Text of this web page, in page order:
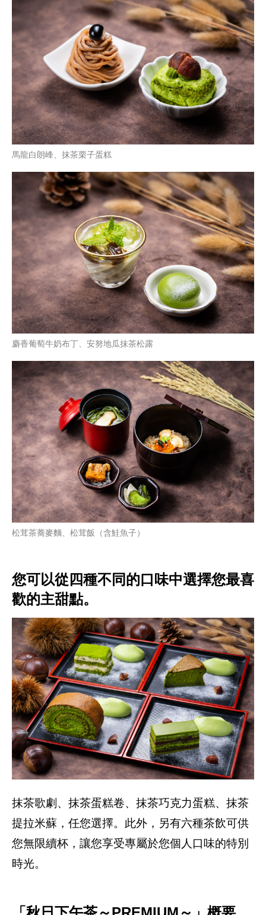
馬龍白朗峰、抹茶栗子蛋糕
麝香葡萄牛奶布丁、安努地瓜抹茶松露
松茸茶蕎麥麵、松茸飯（含鮭魚子）
您可以從四種不同的口味中選擇您最喜
歡的主甜點。
抹茶歌劇、抹茶蛋糕卷、抹茶巧克力蛋糕、抹茶
提拉米蘇，任您選擇。此外，另有六種茶飲可供
您無限續杯，讓您享受專屬於您個人口味的特別
時光。